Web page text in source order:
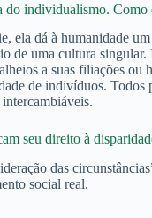
do individualismo.
ela dá à humanidade
de uma cultura
a suas filiações ou
de indivíduos.
seu direito à
das
social real.